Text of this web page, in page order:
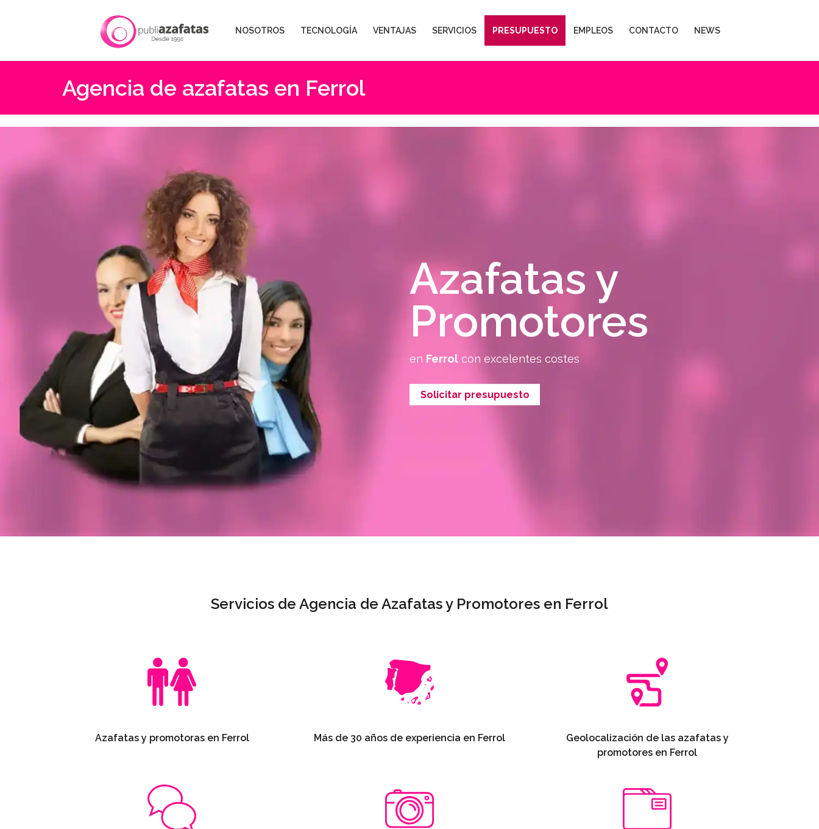
NOSOTROS TECNOLOGÍA VENTAJAS SERVICIOS PRESUPUESTO EMPLEOS CONTACTO NEWS
Agencia de azafatas en Ferrol
Azafatas y
Promotores
en Ferrol con excelentes costes
Solicitar presupuesto
Servicios de Agencia de Azafatas y Promotores en Ferrol
Azafatas y promotoras en Ferrol Más de 30 años de experiencia en Ferrol
Geolocalización de las azafatas y
promotores en Ferrol